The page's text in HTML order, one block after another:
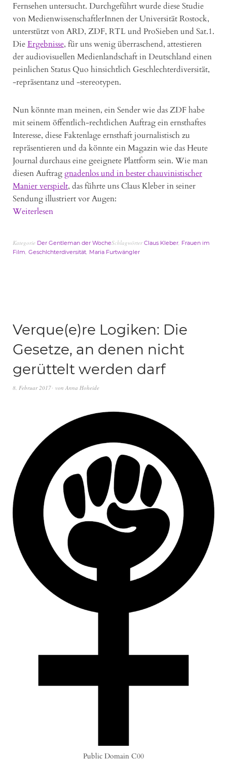
Fernsehen untersucht. Durchgeführt wurde diese Studie
von MedienwissenschaftlerInnen der Universität Rostock,
unterstützt von ARD, ZDF, RTL und ProSieben und Sat.1.
DieErgebnisse, für uns wenig überraschend, attestieren
der audiovisuellen Medienlandschaft in Deutschland einen
peinlichen Status Quo hinsichtlich Geschlechterdiversität,
-repräsentanz und -stereotypen.
Nun könnte man meinen, ein Sender wie das ZDF habe
mit seinem öffentlich-rechtlichen Auftrag ein ernsthaftes
Interesse, diese Faktenlage ernsthaft journalistisch zu
repräsentieren und da könnte ein Magazin wie das Heute
Journal durchaus eine geeignete Plattform sein. Wie man
diesen Auftraggnadenlos und in bester chauvinistischer
Manier verspielt, das führte uns Claus Kleber in seiner
Sendung illustriert vor Augen:
Weiterlesen
Kategorie Der Gentleman der WocheSchlagwörterClaus Kleber, Frauen im
Film, Geschlchterdiversität, Maria Furtwängler
Verque(e)re Logiken: Die
Gesetze, an denen nicht
gerüttelt werden darf
8. Februar 2017 von Anna Hoheide
Public Domain C00